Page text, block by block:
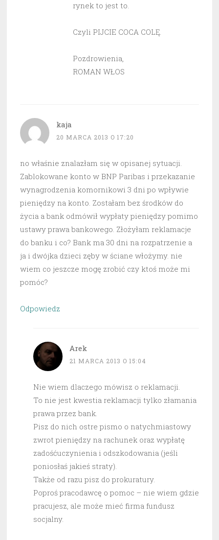
rynek to jest to.
Czyli PIJCIE COCA COLĘ.
Pozdrowienia,
ROMAN WŁOS
kaja
20 MARCA 2013 O 17:20
no właśnie znalazłam się w opisanej sytuacji.
Zablokowane konto w BNP Paribas i przekazanie
wynagrodzenia komornikowi 3 dni po wpływie
pieniędzy na konto. Zostałam bez środków do
życia a bank odmówił wypłaty pieniędzy pomimo
ustawy prawa bankowego. Złożyłam reklamacje
do banku i co? Bank ma 30 dni na rozpatrzenie a
ja i dwójka dzieci zęby w ściane włożymy. nie
wiem co jeszcze mogę zrobić czy ktoś może mi
pomóc?
Odpowiedz
Arek
21 MARCA 2013 O 15:04
Nie wiem dlaczego mówisz o reklamacji.
To nie jest kwestia reklamacji tylko złamania
prawa przez bank.
Pisz do nich ostre pismo o natychmiastowy
zwrot pieniędzy na rachunek oraz wypłatę
zadośćuczynienia i odszkodowania (jeśli
poniosłaś jakieś straty).
Także od razu pisz do prokuratury.
Poproś pracodawcę o pomoc – nie wiem gdzie
pracujesz, ale może mieć firma fundusz
socjalny.